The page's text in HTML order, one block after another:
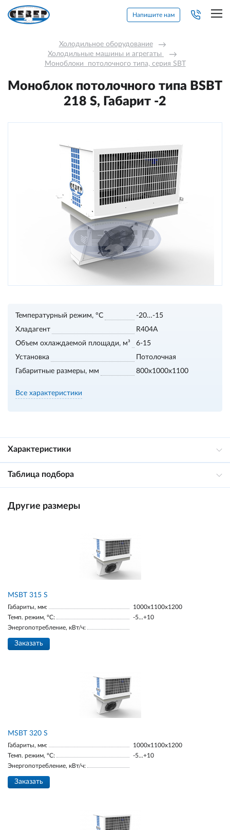
Напишите нам
Холодильное оборудование →
Холодильные машины и агрегаты →
Моноблоки  потолочного типа, серия SBT
Моноблок потолочного типа BSBT
218 S, Габарит -2
Температурный режим, °С
-20…-15
Хладагент
R404A
Объем охлаждаемой площади, м³
6-15
Установка
Потолочная
Габаритные размеры, мм
800х1000х1100
Все характеристики
Характеристики
Таблица подбора
Другие размеры
MSBT 315 S
Габариты, мм:
1000х1100х1200
Темп. режим, °С:
-5...+10
Энергопотребление, кВт/ч:
Заказать
MSBT 320 S
Габариты, мм:
1000х1100х1200
Темп. режим, °С:
-5...+10
Энергопотребление, кВт/ч:
Заказать